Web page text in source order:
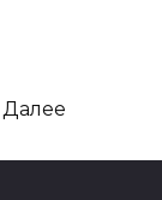
Далее